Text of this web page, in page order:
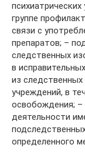
группе
связи с
препаратов; –
следственных
в
из
учреждений, в
освобождения; –
деятельности
определенного